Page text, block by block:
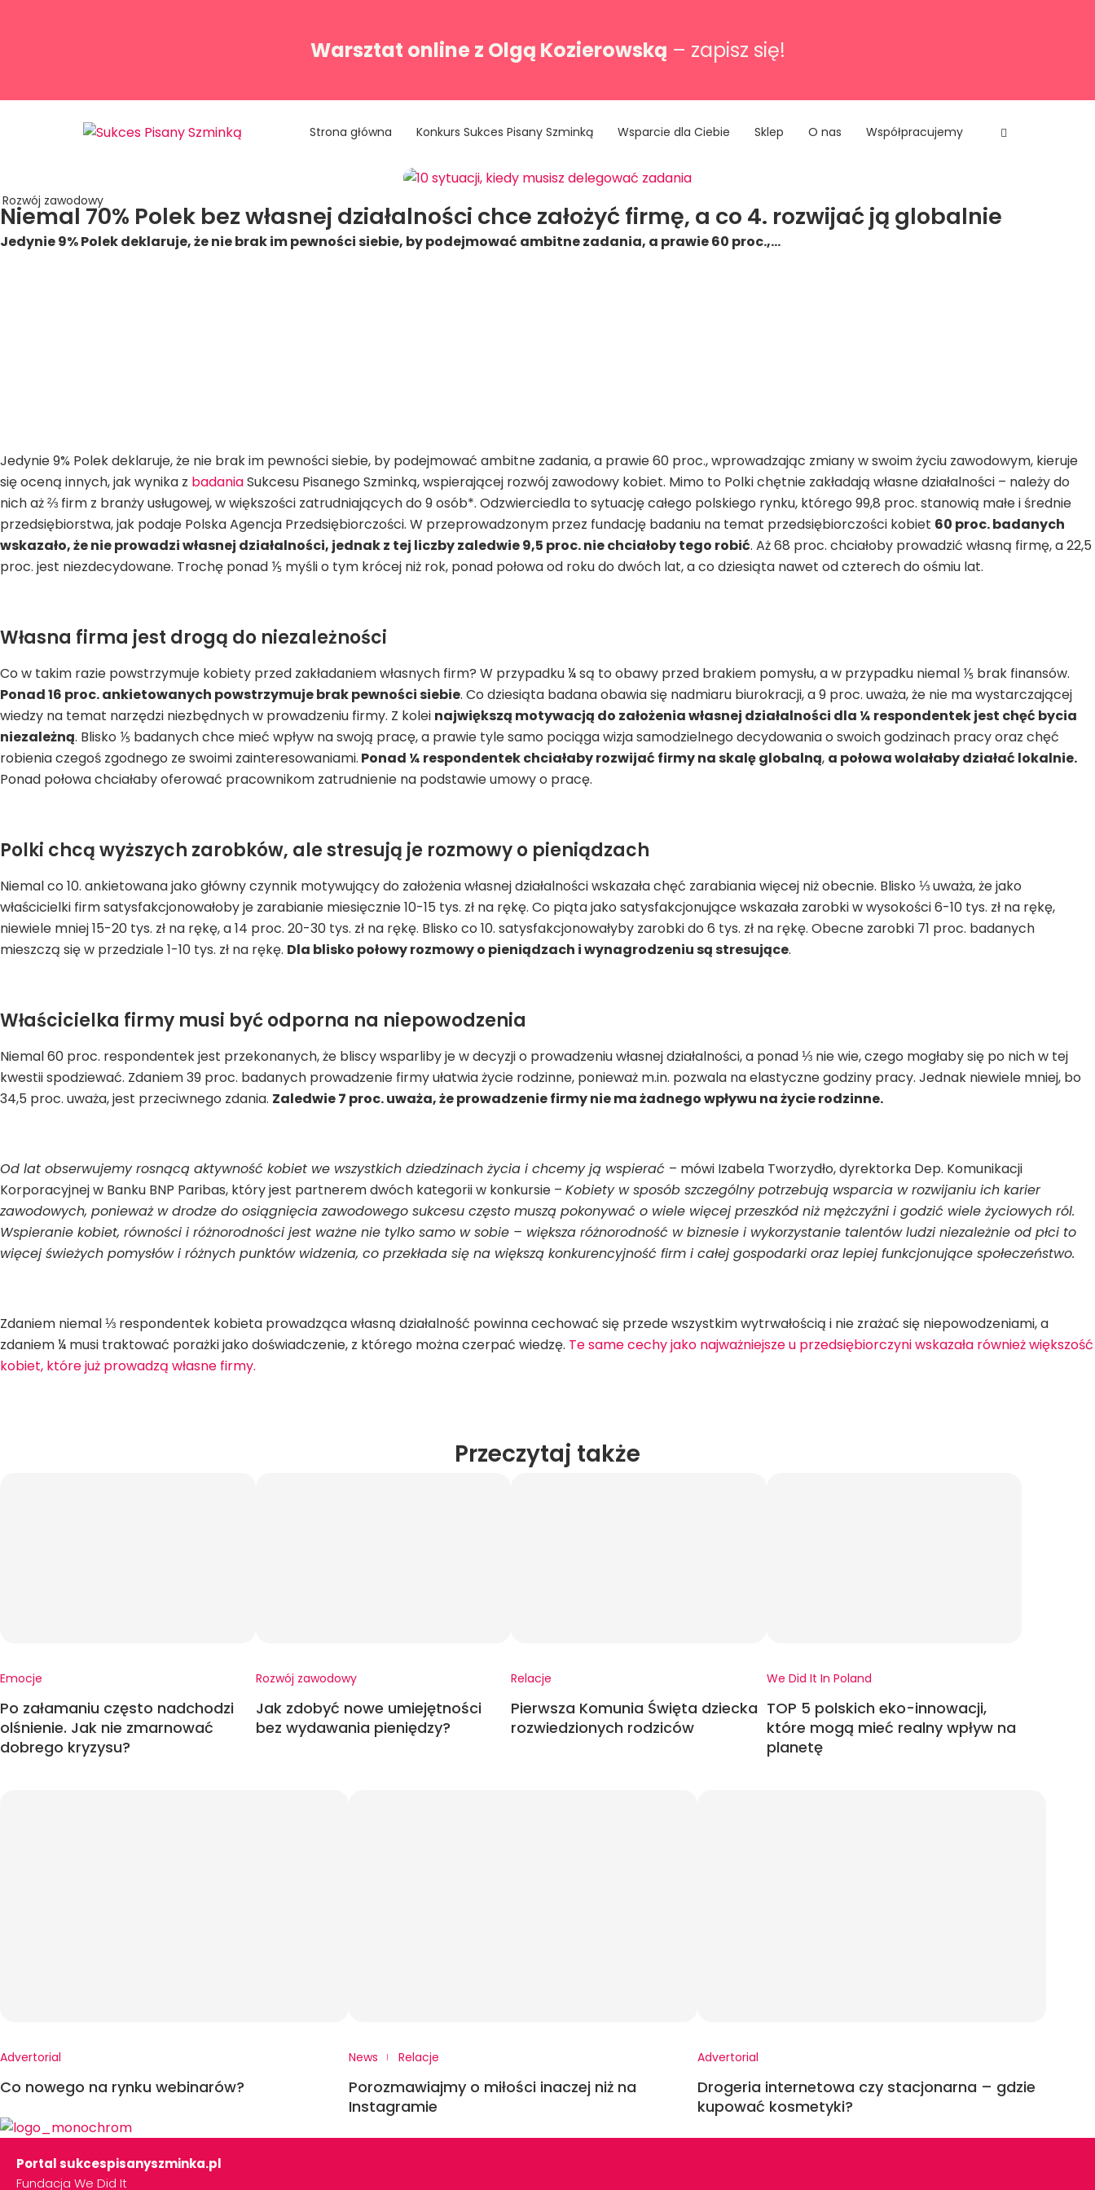
Warsztat online z Olgą Kozierowską – zapisz się!
Strona główna Konkurs Sukces Pisany Szminką Wsparcie dla Ciebie Sklep O nas Współpracujemy
Rozwój zawodowy
Niemal 70% Polek bez własnej działalności chce założyć firmę, a co 4. rozwijać ją globalnie
Jedynie 9% Polek deklaruje, że nie brak im pewności siebie, by podejmować ambitne zadania, a prawie 60 proc.,…
Jedynie 9% Polek deklaruje, że nie brak im pewności siebie, by podejmować ambitne zadania, a prawie 60 proc., wprowadzając zmiany w swoim życiu zawodowym, kieruje
się oceną innych, jak wynika z badaniaSukcesu Pisanego Szminką, wspierającej rozwój zawodowy kobiet. Mimo to Polki chętnie zakładają własne działalności – należy do
nich aż ⅔ firm z branży usługowej, w większości zatrudniających do 9 osób*. Odzwierciedla to sytuację całego polskiego rynku, którego 99,8 proc. stanowią małe i średnie
przedsiębiorstwa, jak podaje Polska Agencja Przedsiębiorczości. W przeprowadzonym przez fundację badaniu na temat przedsiębiorczości kobiet 60 proc. badanych
wskazało, że nie prowadzi własnej działalności, jednak z tej liczby zaledwie 9,5 proc. nie chciałoby tego robić. Aż 68 proc. chciałoby prowadzić własną firmę, a 22,5
proc. jest niezdecydowane. Trochę ponad ⅕ myśli o tym krócej niż rok, ponad połowa od roku do dwóch lat, a co dziesiąta nawet od czterech do ośmiu lat.
Własna firma jest drogą do niezależności
Co w takim razie powstrzymuje kobiety przed zakładaniem własnych firm? W przypadku ¼ są to obawy przed brakiem pomysłu, a w przypadku niemal ⅕ brak finansów.
Ponad 16 proc. ankietowanych powstrzymuje brak pewności siebie. Co dziesiąta badana obawia się nadmiaru biurokracji, a 9 proc. uważa, że nie ma wystarczającej
wiedzy na temat narzędzi niezbędnych w prowadzeniu firmy. Z kolei największą motywacją do założenia własnej działalności dla ¼ respondentek jest chęć bycia
niezależną. Blisko ⅕ badanych chce mieć wpływ na swoją pracę, a prawie tyle samo pociąga wizja samodzielnego decydowania o swoich godzinach pracy oraz chęć
robienia czegoś zgodnego ze swoimi zainteresowaniami. Ponad ¼ respondentek chciałaby rozwijać firmy na skalę globalną, a połowa wolałaby działać lokalnie.
Ponad połowa chciałaby oferować pracownikom zatrudnienie na podstawie umowy o pracę.
Polki chcą wyższych zarobków, ale stresują je rozmowy o pieniądzach
Niemal co 10. ankietowana jako główny czynnik motywujący do założenia własnej działalności wskazała chęć zarabiania więcej niż obecnie. Blisko ⅓ uważa, że jako
właścicielki firm satysfakcjonowałoby je zarabianie miesięcznie 10-15 tys. zł na rękę. Co piąta jako satysfakcjonujące wskazała zarobki w wysokości 6-10 tys. zł na rękę,
niewiele mniej 15-20 tys. zł na rękę, a 14 proc. 20-30 tys. zł na rękę. Blisko co 10. satysfakcjonowałyby zarobki do 6 tys. zł na rękę. Obecne zarobki 71 proc. badanych
mieszczą się w przedziale 1-10 tys. zł na rękę. Dla blisko połowy rozmowy o pieniądzach i wynagrodzeniu są stresujące.
Właścicielka firmy musi być odporna na niepowodzenia
Niemal 60 proc. respondentek jest przekonanych, że bliscy wsparliby je w decyzji o prowadzeniu własnej działalności, a ponad ⅓ nie wie, czego mogłaby się po nich w tej
kwestii spodziewać. Zdaniem 39 proc. badanych prowadzenie firmy ułatwia życie rodzinne, ponieważ m.in. pozwala na elastyczne godziny pracy. Jednak niewiele mniej, bo
34,5 proc. uważa, jest przeciwnego zdania. Zaledwie 7 proc. uważa, że prowadzenie firmy nie ma żadnego wpływu na życie rodzinne.
Od lat obserwujemy rosnącą aktywność kobiet we wszystkich dziedzinach życia i chcemy ją wspierać – mówi Izabela Tworzydło, dyrektorka Dep. Komunikacji
Korporacyjnej w Banku BNP Paribas, który jest partnerem dwóch kategorii w konkursie – Kobiety w sposób szczególny potrzebują wsparcia w rozwijaniu ich karier
zawodowych, ponieważ w drodze do osiągnięcia zawodowego sukcesu często muszą pokonywać o wiele więcej przeszkód niż mężczyźni i godzić wiele życiowych ról.
Wspieranie kobiet, równości i różnorodności jest ważne nie tylko samo w sobie – większa różnorodność w biznesie i wykorzystanie talentów ludzi niezależnie od płci to
więcej świeżych pomysłów i różnych punktów widzenia, co przekłada się na większą konkurencyjność firm i całej gospodarki oraz lepiej funkcjonujące społeczeństwo.
Zdaniem niemal ⅓ respondentek kobieta prowadząca własną działalność powinna cechować się przede wszystkim wytrwałością i nie zrażać się niepowodzeniami, a
zdaniem ¼ musi traktować porażki jako doświadczenie, z którego można czerpać wiedzę. Te same cechy jako najważniejsze u przedsiębiorczyni wskazała również większość
kobiet, które już prowadzą własne firmy.
Przeczytaj także
Emocje
Po załamaniu często nadchodzi
olśnienie. Jak nie zmarnować
dobrego kryzysu?
Rozwój zawodowy
Jak zdobyć nowe umiejętności
bez wydawania pieniędzy?
Relacje
Pierwsza Komunia Święta dziecka
rozwiedzionych rodziców
We Did It In Poland
TOP 5 polskich eko-innowacji,
które mogą mieć realny wpływ na
planetę
Advertorial
Co nowego na rynku webinarów?
News Relacje
Porozmawiajmy o miłości inaczej niż na
Instagramie
Advertorial
Drogeria internetowa czy stacjonarna – gdzie
kupować kosmetyki?
Portal sukcespisanyszminka.pl
Fundacja We Did It